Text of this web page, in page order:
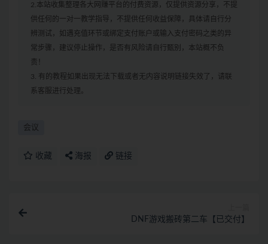
2.本站收集整理各大网赚平台的付费资源，仅提供资源分享，不提
供任何的一对一教学指导，不提供任何收益保障，具体请自行分
辨测试，如遇充值环节或绑定支付账户或输入支付密码之类的异
常步骤，建议停止操作，是否有风险请自行甄别，本站概不负
责！
3. 有的教程如果出现无法下载或者无内容说明链接失效了，请联
系客服进行处理。
会议
收藏 海报 链接
DNF游戏搬砖第二车【已交付】